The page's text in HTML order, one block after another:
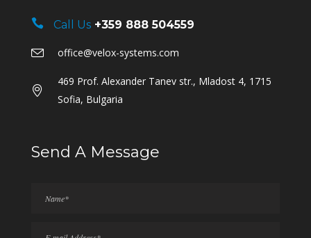
Call Us +359 888 504559
office@velox-systems.com
469 Prof. Alexander Tanev str., Mladost 4, 1715
Sofia, Bulgaria
Send A Message